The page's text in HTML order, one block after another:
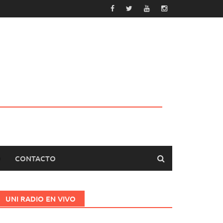
CONTACTO
UNI RADIO EN VIVO